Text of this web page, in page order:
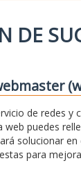
DE
de redes
puedes
solucionar
para